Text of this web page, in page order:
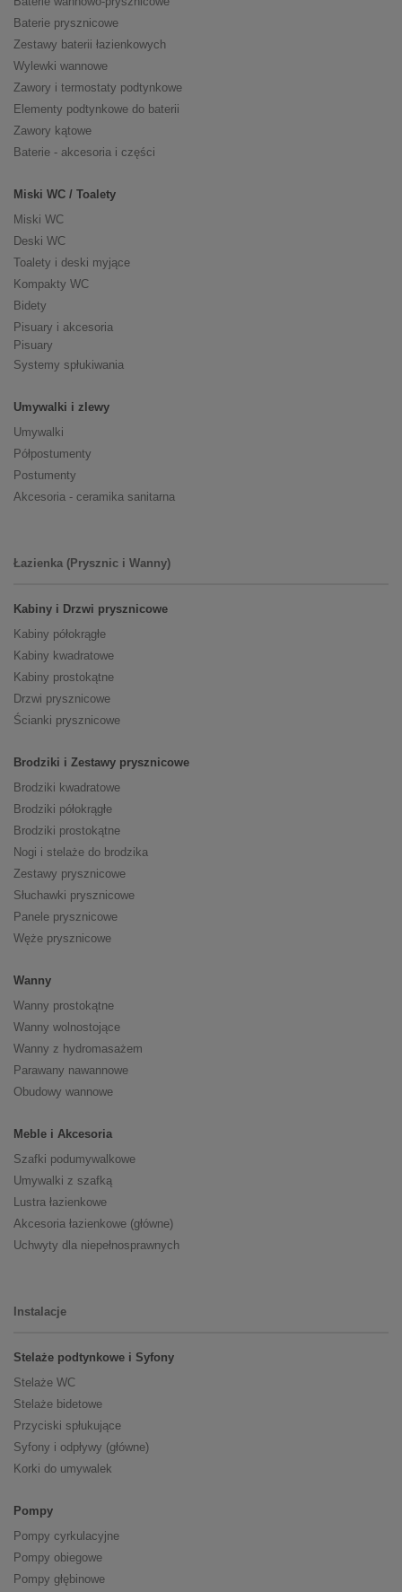
Baterie prysznicowe
Zestawy baterii łazienkowych
Wylewki wannowe
Zawory i termostaty podtynkowe
Elementy podtynkowe do baterii
Zawory kątowe
Baterie - akcesoria i części
Miski WC / Toalety
Miski WC
Deski WC
Toalety i deski myjące
Kompakty WC
Bidety
Pisuary i akcesoria
Pisuary
Systemy spłukiwania
Umywalki i zlewy
Umywalki
Półpostumenty
Postumenty
Akcesoria - ceramika sanitarna
Łazienka (Prysznic i Wanny)
Kabiny i Drzwi prysznicowe
Kabiny półokrągłe
Kabiny kwadratowe
Kabiny prostokątne
Drzwi prysznicowe
Ścianki prysznicowe
Brodziki i Zestawy prysznicowe
Brodziki kwadratowe
Brodziki półokrągłe
Brodziki prostokątne
Nogi i stelaże do brodzika
Zestawy prysznicowe
Słuchawki prysznicowe
Panele prysznicowe
Węże prysznicowe
Wanny
Wanny prostokątne
Wanny wolnostojące
Wanny z hydromasażem
Parawany nawannowe
Obudowy wannowe
Meble i Akcesoria
Szafki podumywalkowe
Umywalki z szafką
Lustra łazienkowe
Akcesoria łazienkowe (główne)
Uchwyty dla niepełnosprawnych
Instalacje
Stelaże podtynkowe i Syfony
Stelaże WC
Stelaże bidetowe
Przyciski spłukujące
Syfony i odpływy (główne)
Korki do umywalek
Pompy
Pompy cyrkulacyjne
Pompy obiegowe
Pompy głębinowe